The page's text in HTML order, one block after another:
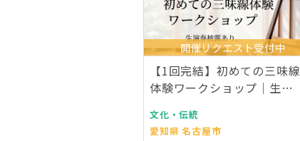
開催リクエスト受付中
【1回完結】初めての三味線
体験ワークショップ｜生演
文化・伝統
愛知県 名古屋市